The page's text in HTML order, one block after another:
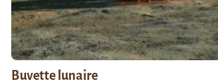
Buvette lunaire